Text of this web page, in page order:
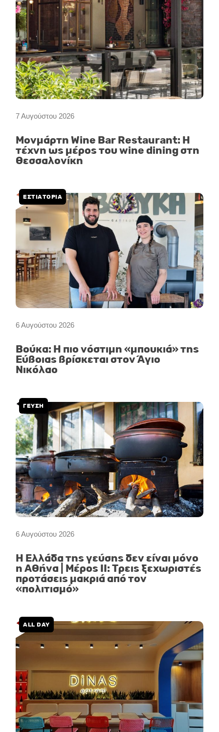
7 Αυγούστου 2026
Μονμάρτη Wine Bar Restaurant: Η
τέχνη ως μέρος του wine dining στη
Θεσσαλονίκη
6 Αυγούστου 2026
ΕΣΤΙΑΤΟΡΙΑ
Βούκα: Η πιο νόστιμη «μπουκιά» της
Εύβοιας βρίσκεται στον Άγιο
Νικόλαο
6 Αυγούστου 2026
ΓΕΥΣΗ
Η Ελλάδα της γεύσης δεν είναι μόνο
η Αθήνα | Μέρος II: Τρεις ξεχωριστές
προτάσεις μακριά από τον
«πολιτισμό»
ALL DAY